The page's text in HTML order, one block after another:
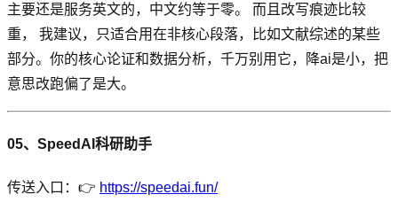
主要还是服务英文的，中文约等于零。 而且改写痕迹比较
重， 我建议，只适合用在非核心段落，比如文献综述的某些
部分。你的核心论证和数据分析，千万别用它，降ai是小，把
意思改跑偏了是大。
05、SpeedAI科研助手
传送入口：👉 https://speedai.fun/